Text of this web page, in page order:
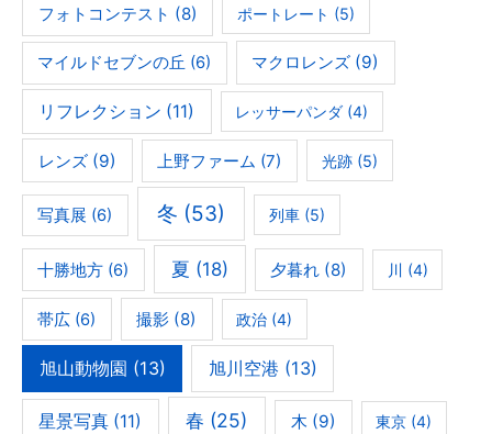
フォトコンテスト (8) ポートレート (5)
マイルドセブンの丘 (6) マクロレンズ (9)
リフレクション (11) レッサーパンダ (4)
レンズ(9) 上野ファーム (7) 光跡(5)
写真展 (6) 冬 (53) 列車(5)
十勝地方 (6) 夏 (18) 夕暮れ (8) 川 (4)
帯広 (6) 撮影 (8) 政治 (4)
旭山動物園 (13) 旭川空港 (13)
星景写真 (11) 春 (25) 木(9) 東京 (4)